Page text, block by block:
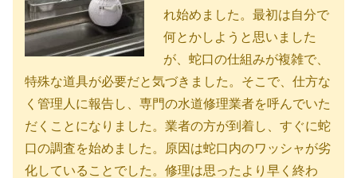
れ始めました。最初は自分で
何とかしようと思いました
が、蛇口の仕組みが複雑で、
特殊な道具が必要だと気づきました。そこで、仕方な
く管理人に報告し、専門の水道修理業者を呼んでいた
だくことになりました。業者の方が到着し、すぐに蛇
口の調査を始めました。原因は蛇口内のワッシャが劣
化していることでした。修理は思ったより早く終わ